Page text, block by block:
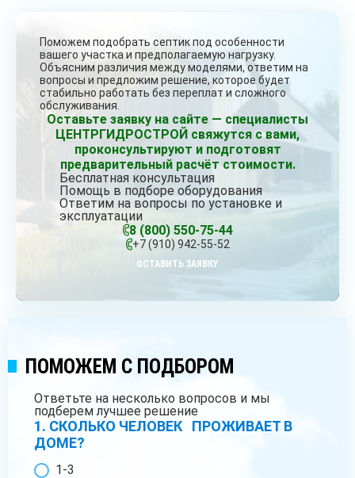
Поможем подобрать септик под особенности
вашего участка и предполагаемую нагрузку.
Объясним различия между моделями, ответим на
вопросы и предложим решение, которое будет
стабильно работать без переплат и сложного
обслуживания.
Оставьте заявку на сайте — специалисты
ЦЕНТРГИДРОСТРОЙ свяжутся с вами,
проконсультируют и подготовят
предварительный расчёт стоимости.
Бесплатная консультация
Помощь в подборе оборудования
Ответим на вопросы по установке и
эксплуатации
8 (800) 550-75-44
+7 (910) 942-55-52
ОСТАВИТЬ ЗАЯВКУ
ПОМОЖЕМ С ПОДБОРОМ
Ответьте на несколько вопросов и мы
подберем лучшее решение
1. СКОЛЬКО ЧЕЛОВЕК ПРОЖИВАЕТ В
ДОМЕ?
1-3